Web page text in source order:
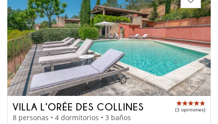
VILLA L’ORÉE DES COLLINES (3 opiniones)
8 personas • 4 dormitorios • 3 baños